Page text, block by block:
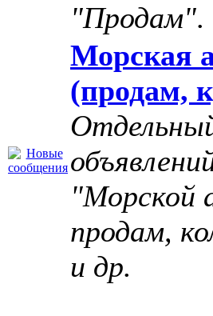
"Продам".
Морская
(продам,
"Морской
продам,
и др.